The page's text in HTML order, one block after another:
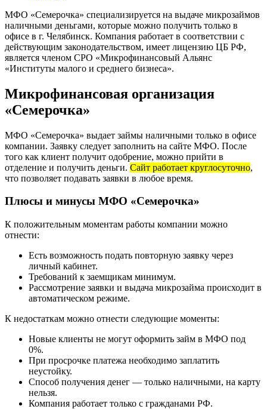
МФО «Семерочка» специализируется на выдаче микрозаймов
наличными деньгами, которые можно получить только в
офисе в г. Челябинск. Компания работает в соответствии с
действующим законодательством, имеет лицензию ЦБ РФ,
является членом СРО «Микрофинансовый Альянс
«Институты малого и среднего бизнеса».
Микрофинансовая организация
«Семерочка»
МФО «Семерочка» выдает займы наличными только в офисе
компании. Заявку следует заполнить на сайте МФО. После
того как клиент получит одобрение, можно прийти в
отделение и получить деньги. Сайт работает круглосуточно,
что позволяет подавать заявки в любое время.
Плюсы и минусы МФО «Семерочка»
К положительным моментам работы компании можно
отнести:
Есть возможность подать повторную заявку через
личный кабинет.
Требований к заемщикам минимум.
Рассмотрение заявки и выдача микрозайма происходит в
автоматическом режиме.
К недостаткам можно отнести следующие моменты:
Новые клиенты не могут оформить займ в МФО под
0%.
При просрочке платежа необходимо заплатить
неустойку.
Способ получения денег — только наличными, на карту
нельзя.
Компания работает только с гражданами РФ.